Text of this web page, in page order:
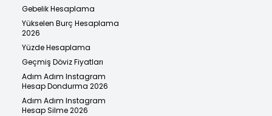
Gebelik Hesaplama
Yükselen Burç Hesaplama
2026
Yüzde Hesaplama
Geçmiş Döviz Fiyatları
Adım Adım Instagram
Hesap Dondurma 2026
Adım Adım Instagram
Hesap Silme 2026